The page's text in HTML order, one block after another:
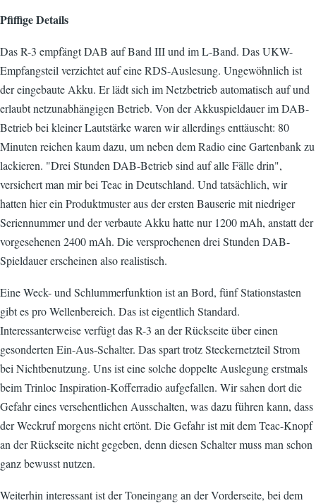
Pfiffige Details
Das R-3 empfängt DAB auf Band III und im L-Band. Das UKW-
Empfangsteil verzichtet auf eine RDS-Auslesung. Ungewöhnlich ist
der eingebaute Akku. Er lädt sich im Netzbetrieb automatisch auf und
erlaubt netzunabhängigen Betrieb. Von der Akkuspieldauer im DAB-
Betrieb bei kleiner Lautstärke waren wir allerdings enttäuscht: 80
Minuten reichen kaum dazu, um neben dem Radio eine Gartenbank zu
lackieren. "Drei Stunden DAB-Betrieb sind auf alle Fälle drin",
versichert man mir bei Teac in Deutschland. Und tatsächlich, wir
hatten hier ein Produktmuster aus der ersten Bauserie mit niedriger
Seriennummer und der verbaute Akku hatte nur 1200 mAh, anstatt der
vorgesehenen 2400 mAh. Die versprochenen drei Stunden DAB-
Spieldauer erscheinen also realistisch.
Eine Weck- und Schlummerfunktion ist an Bord, fünf Stationstasten
gibt es pro Wellenbereich. Das ist eigentlich Standard.
Interessanterweise verfügt das R-3 an der Rückseite über einen
gesonderten Ein-Aus-Schalter. Das spart trotz Steckernetzteil Strom
bei Nichtbenutzung. Uns ist eine solche doppelte Auslegung erstmals
beim Trinloc Inspiration-Kofferradio aufgefallen. Wir sahen dort die
Gefahr eines versehentlichen Ausschalten, was dazu führen kann, dass
der Weckruf morgens nicht ertönt. Die Gefahr ist mit dem Teac-Knopf
an der Rückseite nicht gegeben, denn diesen Schalter muss man schon
ganz bewusst nutzen.
Weiterhin interessant ist der Toneingang an der Vorderseite, bei dem